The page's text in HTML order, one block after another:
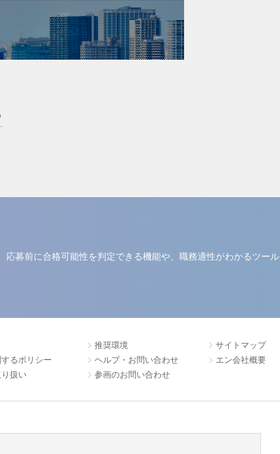
募前に合格可能性を判定できる機能や、職務適性がわかるツール
るポリシー
扱い
推奨環境
ヘルプ・お問い合わせ
参画のお問い合わせ
サイトマップ
エン会社概要